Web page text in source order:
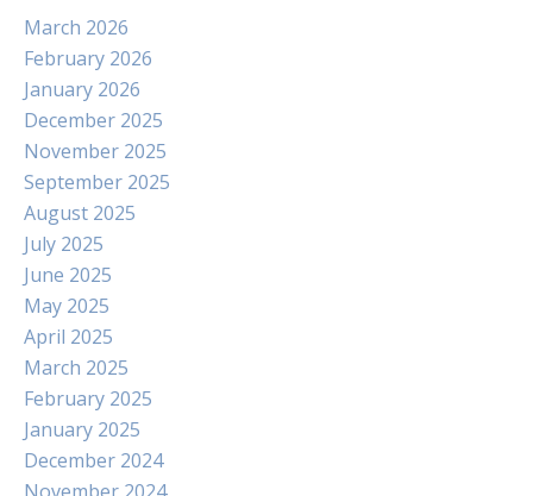
March 2026
February 2026
January 2026
December 2025
November 2025
September 2025
August 2025
July 2025
June 2025
May 2025
April 2025
March 2025
February 2025
January 2025
December 2024